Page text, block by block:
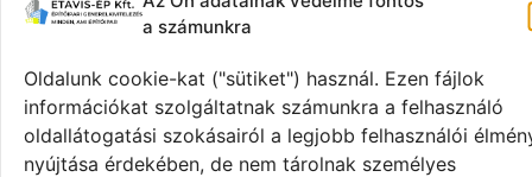
a számunkra
Oldalunk cookie-kat ("sütiket") használ. Ezen fájlok
információkat szolgáltatnak számunkra a felhasználó
oldallátogatási szokásairól a legjobb felhasználói
nyújtása érdekében, de nem tárolnak személyes
felhasználót, ha süti érkezik a gépére. A beállítási
lehetőségek általában a böngésző “Opciók” vagy
“Beállítások” menüpontjában találhatók. Az angol nyelvű
www.aboutcookies.org weboldalon található részletes
tájékoztató szintén segít a különböző böngészőkben
történő beállításokban.